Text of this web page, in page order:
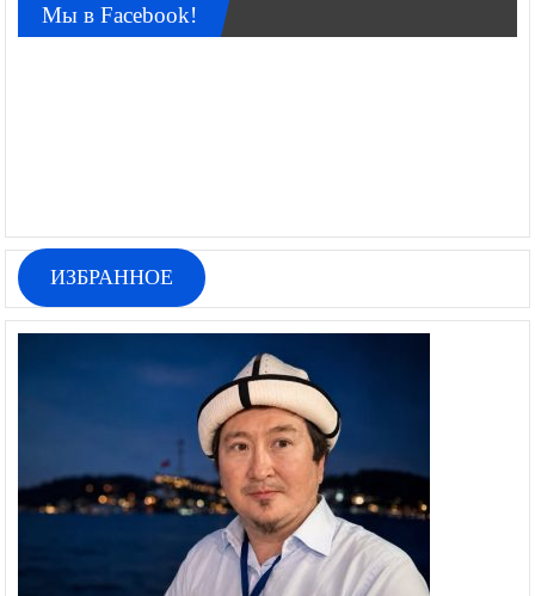
Мы в Facebook!
ИЗБРАННОЕ